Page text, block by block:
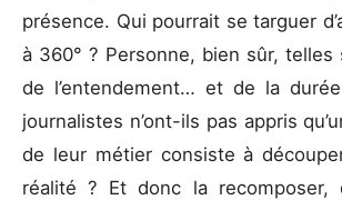
présence. Qui pourrait se targuer
à 360° ? Personne, bien sûr,
de l’entendement… et de la
journalistes n’ont-ils pas appris
de leur métier consiste à
réalité ? Et donc la recomposer,